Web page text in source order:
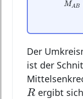
MAB
Der
ist der
R
R ergibt